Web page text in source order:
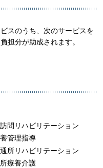
スのうち、次のサービスを
担分が助成されます。
問リハビリテーション
管理指導
所リハビリテーション
療養介護